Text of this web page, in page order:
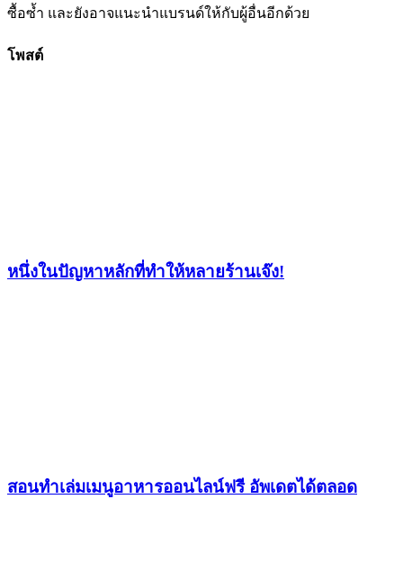
ซื้อซ้ำ และยังอาจแนะนำแบรนด์ให้กับผู้อื่นอีกด้วย
โพสต์
หนึ่งในปัญหาหลักที่ทำให้หลายร้านเจ๊ง!
สอนทำเล่มเมนูอาหารออนไลน์ฟรี อัพเดตได้ตลอด